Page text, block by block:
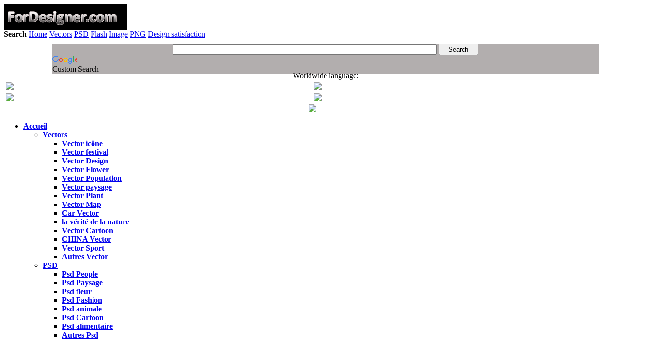
Search Home Vectors PSD Flash Image PNG Design satisfaction
Custom Search
Worldwide language:
Accueil
Vectors
Vector icône
Vector festival
Vector Design
Vector Flower
Vector Population
Vector paysage
Vector Plant
Vector Map
Car Vector
la vérité de la nature
Vector Cartoon
CHINA Vector
Vector Sport
Autres Vector
PSD
Psd People
Psd Paysage
Psd fleur
Psd Fashion
Psd animale
Psd Cartoon
Psd alimentaire
Autres Psd